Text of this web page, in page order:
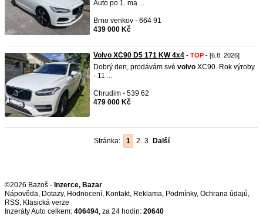
Auto po 1. ma ...
Brno venkov - 664 91
439 000 Kč
Volvo XC90 D5 171 KW 4x4 - TOP - [6.8. 2026]
Dobrý den, prodávám své volvo XC90. Rok výroby
- 11 ...
Chrudim - 539 62
479 000 Kč
Stránka: 1 2 3 Další
©2026 Bazoš - Inzerce, Bazar
Nápověda, Dotazy, Hodnocení, Kontakt, Reklama, Podmínky, Ochrana údajů,
RSS,
Inzeráty Auto celkem: 406494, za 24 hodin: 20640